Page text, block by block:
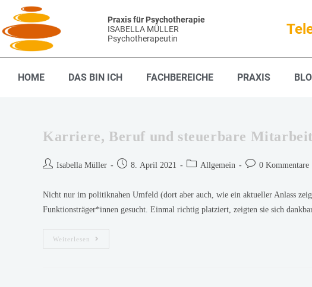
Praxis für Psychotherapie
ISABELLA MÜLLER
Psychotherapeutin
HOME DAS BIN ICH FACHBEREICHE PRAXIS
Karriere, Beruf und steuerbare
Isabella Müller 8. April 2021 Allgemein 0 Kommentare
Nicht nur im politiknahen Umfeld (dort aber auch, wie ein aktueller Anlass
Funktionsträger*innen gesucht. Einmal richtig platziert, zeigten sie sich
Weiterlesen